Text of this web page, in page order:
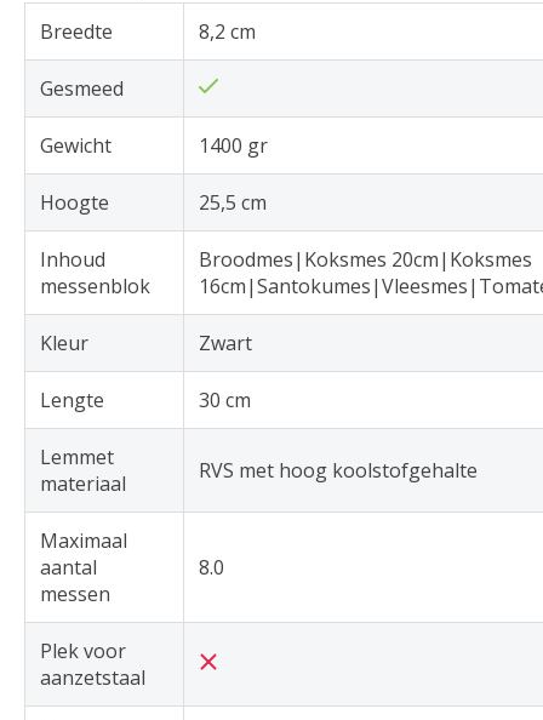
Breedte 8,2 cm
Gesmeed
Gewicht 1400 gr
Hoogte 25,5 cm
Inhoud
messenblok
Broodmes|Koksmes 20cm|Koksmes
Kleur Zwart
Lengte 30 cm
Lemmet
materiaal
RVS met hoog koolstofgehalte
Maximaal
aantal
messen
8.0
Plek voor
aanzetstaal